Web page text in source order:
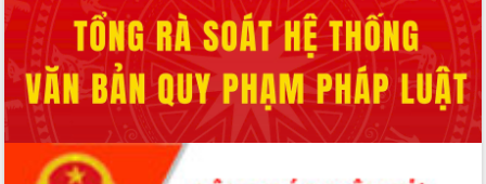
Ứng dụng sinh trắc học - Bước tiến
trong hành trình chuyển đổi số tại Đắk
Lắk
Đắk Lắk nâng cao hiệu quả công tác
Đảng từ Sổ tay đảng viên điện tử
Đắk Lắk đẩy mạnh nuôi biển công
nghệ, hướng tới phát triển thủy sản
bền vững